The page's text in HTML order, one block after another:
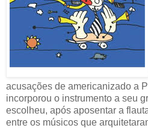
acusações de americanizado a
incorporou o instrumento a seu
escolheu, após aposentar a
entre os músicos que